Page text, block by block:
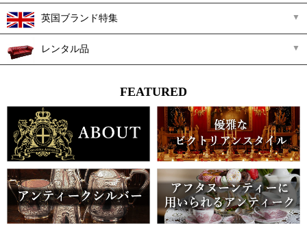
英国ブランド特集
レンタル品
FEATURED